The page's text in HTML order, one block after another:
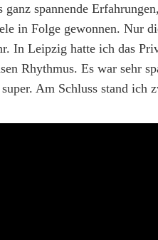
ganz spannende
in Folge gewonnen. Nur
In Leipzig hatte ich das
Rhythmus. Es war sehr
Am Schluss stand